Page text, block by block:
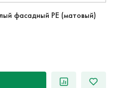
фасадный PE (матовый)